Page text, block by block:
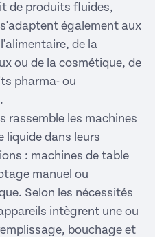
de produits fluides,
également aux
de la
ou de la cosmétique, de
pharma- ou
rassemble les machines
liquide dans leurs
: machines de table
manuel ou
Selon les nécessités
intègrent une ou
bouchage et